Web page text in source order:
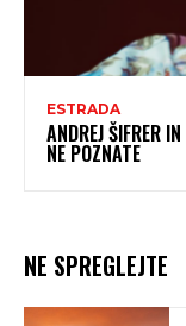
ESTRADA
ANDREJ ŠIFRER
NE POZNATE
NE SPREGLEJTE